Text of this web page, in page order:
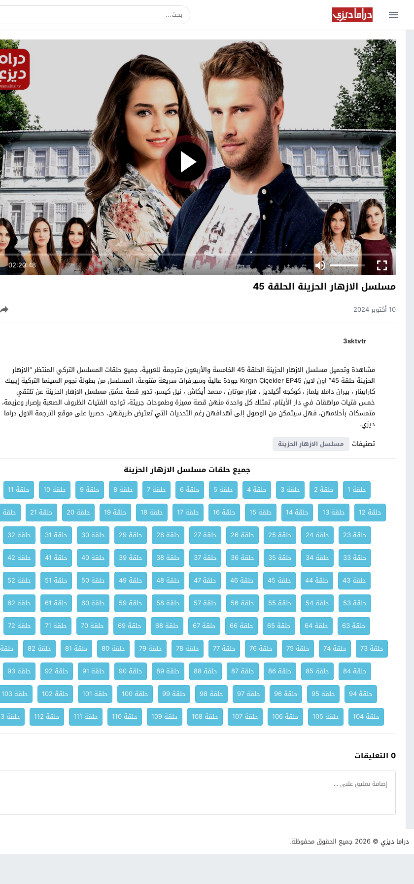
02:20:48
مسلسل الازهار الحزينة الحلقة 45
10 أكتوبر 2024
3sktvtr
مشاهدة وتحميل مسلسل الازهار الحزينة الحلقة 45 الخامسة والأربعون مترجمة للعربية، جميع حلقات المسلسل التركي المنتظر “الازهار
الحزينة حلقة 45” اون لاين Kırgın Çiçekler EP45 جودة عالية وسيرفرات سريعة متنوعة، المسلسل من بطولة نجوم السينما التركية إيبيك
كارابينار ، بيران داملا يلماز ، كوكجه أكيلديز ، هزار موتان ، محمد أيكاش ، نيل كيسر، تدور قصة عشق مسلسل الازهار الحزينة عن تلتقي
خمس فتيات مراهقات في دار الأيتام، تمتلك كل واحدة منهن قصة مميزة وطموحات جريئة، تواجه الفتيات الظروف الصعبة بإصرار وعزيمة،
متمسكات بأحلامهن، فهل سيتمكن من الوصول إلى أهدافهن رغم التحديات التي تعترض طريقهن، حصريا على موقع الترجمة الاول دراما
ديزي.
تصنيفات
مسلسل الازهار الحزينة
جميع حلقات مسلسل الازهار الحزينة
حلقة 1 حلقة 2 حلقة 3 حلقة 4 حلقة 5 حلقة 6 حلقة 7 حلقة 8 حلقة 9 حلقة 10
حلقة 11
حلقة 12
حلقة 13 حلقة 14 حلقة 15 حلقة 16 حلقة 17 حلقة 18 حلقة 19 حلقة 20 حلقة 21
حلقة 22
حلقة 23
حلقة 24 حلقة 25 حلقة 26 حلقة 27 حلقة 28 حلقة 29 حلقة 30 حلقة 31
حلقة 32
حلقة 33
حلقة 34 حلقة 35 حلقة 36 حلقة 37 حلقة 38 حلقة 39 حلقة 40 حلقة 41
حلقة 42
حلقة 43
حلقة 44 حلقة 45 حلقة 46 حلقة 47 حلقة 48 حلقة 49 حلقة 50 حلقة 51
حلقة 52
حلقة 53
حلقة 54 حلقة 55 حلقة 56 حلقة 57 حلقة 58 حلقة 59 حلقة 60 حلقة 61
حلقة 62
حلقة 63
حلقة 64 حلقة 65 حلقة 66 حلقة 67 حلقة 68 حلقة 69 حلقة 70 حلقة 71
حلقة 72
حلقة 73
حلقة 74 حلقة 75 حلقة 76 حلقة 77 حلقة 78 حلقة 79 حلقة 80 حلقة 81 حلقة 82
حلقة 83
حلقة 84
حلقة 85 حلقة 86 حلقة 87 حلقة 88 حلقة 89 حلقة 90 حلقة 91 حلقة 92
حلقة 93
حلقة 94
حلقة 95 حلقة 96 حلقة 97 حلقة 98 حلقة 99 حلقة 100 حلقة 101 حلقة 102
حلقة 103
حلقة 104
حلقة 105 حلقة 106 حلقة 107 حلقة 108 حلقة 109 حلقة 110 حلقة 111 حلقة 112 حلقة 113
0 التعليقات
دراما ديزي © 2026 جميع الحقوق محفوظة.